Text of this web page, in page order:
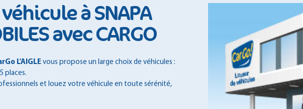
à SNAPA
avec CARGO
L'AIGLE vous propose un large choix de véhicules :
places.
et louez votre véhicule en toute sérénité,